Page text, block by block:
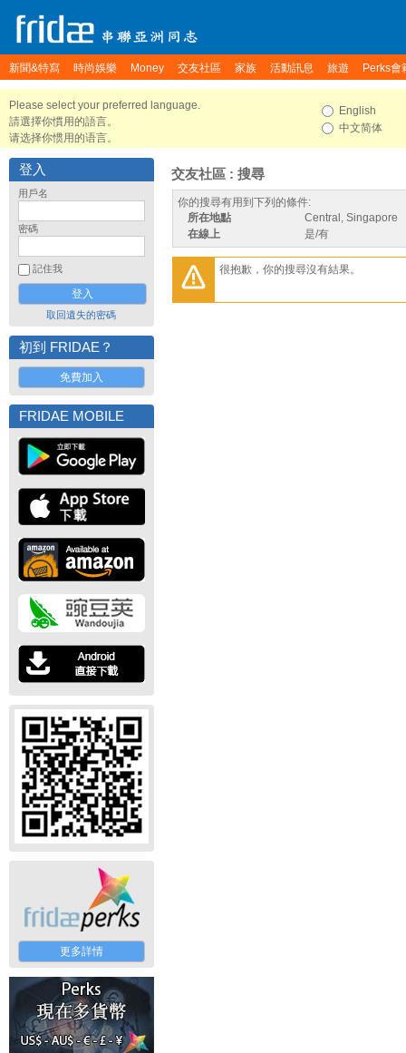
新聞&特寫 時尚娛樂 Money 交友社區 家族 活動訊息 旅遊 Perks會
Please select your preferred language.
請選擇你慣用的語言。
请选择你惯用的语言。
English
中文简体
登入
用戶名
密碼
記住我
取回遺失的密碼
初到 FRIDAE？
免費加入
FRIDAE MOBILE
更多詳情
交友社區 : 搜尋
你的搜尋有用到下列的條件:
所在地點
Central, Singapore
在線上
是/有
很抱歉，你的搜尋沒有結果。